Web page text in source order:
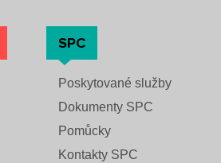
SPC
Poskytované služby
Dokumenty SPC
Pomůcky
Kontakty SPC